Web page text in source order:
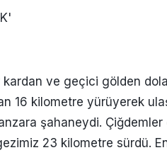
ve geçici gölden
16 kilometre yürüyerek
şahaneydi.
23 kilometre sürdü.